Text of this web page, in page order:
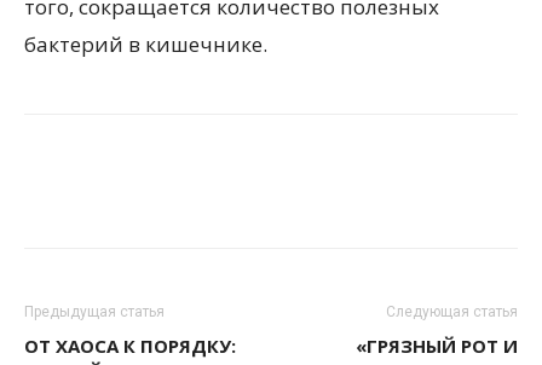
того, сокращается количество полезных
бактерий в кишечнике.
Предыдущая статья
ОТ ХАОСА К ПОРЯДКУ:
Следующая статья
«ГРЯЗНЫЙ РОТ И